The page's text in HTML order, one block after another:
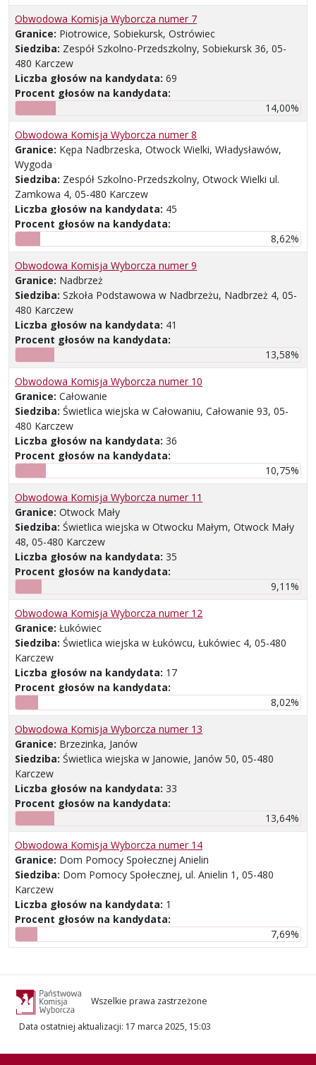
Obwodowa Komisja Wyborcza numer 7
Granice: Piotrowice, Sobiekursk, Ostrówiec
Siedziba: Zespół Szkolno-Przedszkolny, Sobiekursk 36, 05-
480 Karczew
Liczba głosów na kandydata: 69
Procent głosów na kandydata:
14,00%
Obwodowa Komisja Wyborcza numer 8
Granice: Kępa Nadbrzeska, Otwock Wielki, Władysławów,
Wygoda
Siedziba: Zespół Szkolno-Przedszkolny, Otwock Wielki ul.
Zamkowa 4, 05-480 Karczew
Liczba głosów na kandydata: 45
Procent głosów na kandydata:
8,62%
Obwodowa Komisja Wyborcza numer 9
Granice: Nadbrzeż
Siedziba: Szkoła Podstawowa w Nadbrzeżu, Nadbrzeż 4, 05-
480 Karczew
Liczba głosów na kandydata: 41
Procent głosów na kandydata:
13,58%
Obwodowa Komisja Wyborcza numer 10
Granice: Całowanie
Siedziba: Świetlica wiejska w Całowaniu, Całowanie 93, 05-
480 Karczew
Liczba głosów na kandydata: 36
Procent głosów na kandydata:
10,75%
Obwodowa Komisja Wyborcza numer 11
Granice: Otwock Mały
Siedziba: Świetlica wiejska w Otwocku Małym, Otwock Mały
48, 05-480 Karczew
Liczba głosów na kandydata: 35
Procent głosów na kandydata:
9,11%
Obwodowa Komisja Wyborcza numer 12
Granice: Łukówiec
Siedziba: Świetlica wiejska w Łukówcu, Łukówiec 4, 05-480
Karczew
Liczba głosów na kandydata: 17
Procent głosów na kandydata:
8,02%
Obwodowa Komisja Wyborcza numer 13
Granice: Brzezinka, Janów
Siedziba: Świetlica wiejska w Janowie, Janów 50, 05-480
Karczew
Liczba głosów na kandydata: 33
Procent głosów na kandydata:
13,64%
Obwodowa Komisja Wyborcza numer 14
Granice: Dom Pomocy Społecznej Anielin
Siedziba: Dom Pomocy Społecznej, ul. Anielin 1, 05-480
Karczew
Liczba głosów na kandydata: 1
Procent głosów na kandydata:
7,69%
Wszelkie prawa zastrzeżone
Data ostatniej aktualizacji: 17 marca 2025, 15:03